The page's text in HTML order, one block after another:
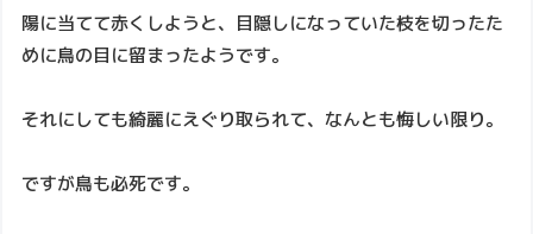
陽に当てて赤くしようと、目隠しになっていた枝を切ったた
めに鳥の目に留まったようです。
それにしても綺麗にえぐり取られて、なんとも悔しい限り。
ですが鳥も必死です。